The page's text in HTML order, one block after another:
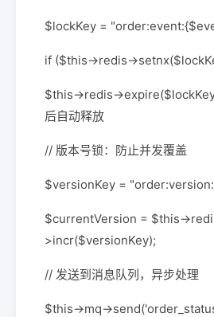
$lockKey =
if ($this->redis-
$this->redis-
后自动释放
// 版本号锁：防止并发覆盖
$versionKey =
$currentVersion = $this-
>incr($versionKey);
// 发送到消息队列，异步处理
$this->mq-